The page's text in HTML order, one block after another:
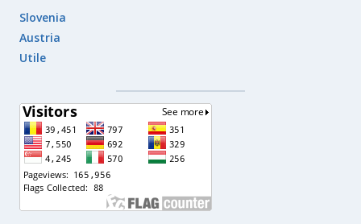
Slovenia
Austria
Utile